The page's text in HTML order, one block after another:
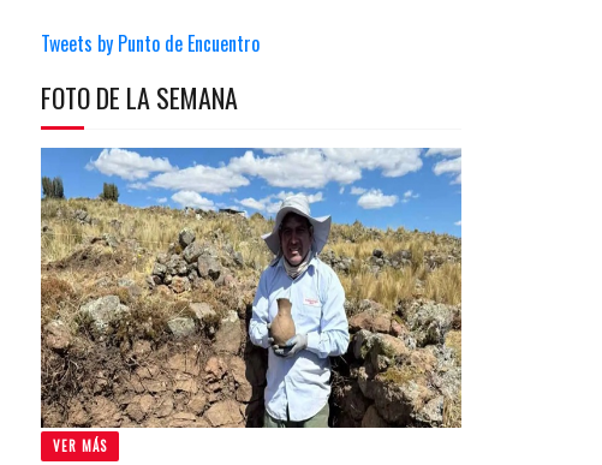
Tweets by Punto de Encuentro
FOTO DE LA SEMANA
VER MÁS